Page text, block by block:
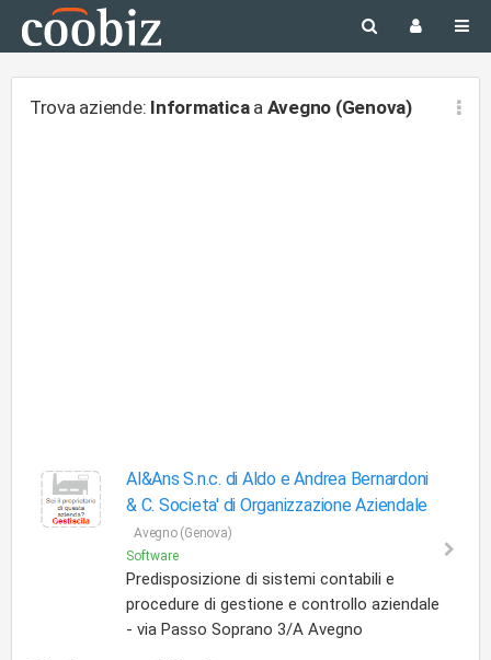
Trova aziende: Informaticaa Avegno (Genova)
Al&Ans S.n.c. di Aldo e Andrea Bernardoni
& C. Societa' di Organizzazione Aziendale
Avegno (Genova)
Software
Predisposizione di sistemi contabili e
procedure di gestione e controllo aziendale
- via Passo Soprano 3/A Avegno